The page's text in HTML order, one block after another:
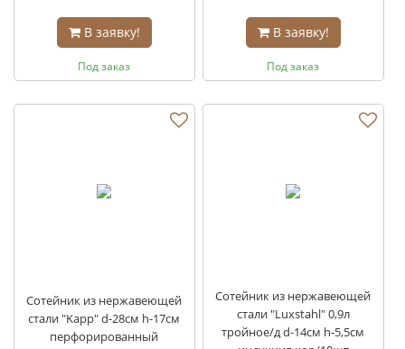
В заявку!
Под заказ
В заявку!
Под заказ
Сотейник из нержавеющей
стали "Kapp" d-28см h-17см
перфорированный
Сотейник из нержавеющей
стали "Luxstahl" 0,9л
тройное/д d-14см h-5,5см